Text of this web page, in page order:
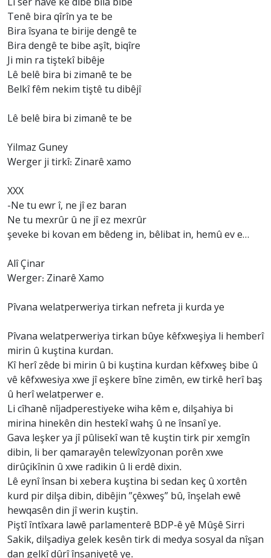
Li ser navê kê dibe bila bibe
Tenê bira qîrîn ya te be
Bira îsyana te birije dengê te
Bira dengê te bibe aşît, biqîre
Ji min ra tiştekî bibêje
Lê belê bira bi zimanê te be
Belkî fêm nekim tiştê tu dibêjî
Lê belê bira bi zimanê te be
Yilmaz Guney
Werger ji tirkî: Zinarê xamo
XXX
-Ne tu ewr î, ne jî ez baran
Ne tu mexrûr û ne jî ez mexrûr
şeveke bi kovan em bêdeng in, bêlibat in, hemû ev e…
Alî Çinar
Werger: Zinarê Xamo
Pîvana welatperweriya tirkan nefreta ji kurda ye
Pîvana welatperweriya tirkan bûye kêfxweşiya li hemberî
mirin û kuştina kurdan.
Kî herî zêde bi mirin û bi kuştina kurdan kêfxweş bibe û
vê kêfxwesiya xwe jî eşkere bîne zimên, ew tirkê herî baş
û herî welatperwer e.
Li cîhanê nîjadperestiyeke wiha kêm e, dilşahiya bi
mirina hinekên din hestekî wahş û ne însanî ye.
Gava leşker ya jî pûlisekî wan tê kuştin tirk pir xemgîn
dibin, li ber qamarayên telewîzyonan porên xwe
dirûçikînin û xwe radikin û li erdê dixin.
Lê eynî însan bi xebera kuştina bi sedan keç û xortên
kurd pir dilşa dibin, dibêjin ”çêxweş” bû, înşelah ewê
hewqasên din jî werin kuştin.
Piştî întîxara lawê parlamenterê BDP-ê yê Mûşê Sirri
Sakik, dilşadiya gelek kesên tirk di medya sosyal da nîşan
dan gelkî dûrî însaniyetê ye.